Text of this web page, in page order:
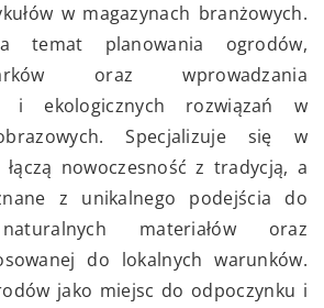
w magazynach branżowych.
temat planowania ogrodów,
oraz wprowadzania
i ekologicznych rozwiązań w
Specjalizuje się w
nowoczesność z tradycją, a
z unikalnego podejścia do
materiałów oraz
do lokalnych warunków.
jako miejsc do odpoczynku i